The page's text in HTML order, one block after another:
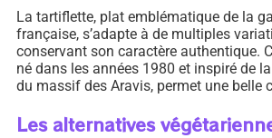
La tartiflette, plat emblématique de la
française, s’adapte à de multiples
conservant son caractère authentique.
né dans les années 1980 et inspiré de
du massif des Aravis, permet une belle
Les alternatives